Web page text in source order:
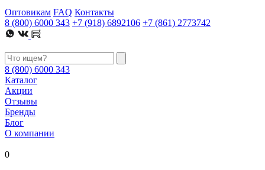
Оптовикам FAQ Контакты
8 (800) 6000 343 +7 (918) 6892106 +7 (861) 2773742
8 (800) 6000 343
Каталог
Акции
Отзывы
Бренды
Блог
О компании
0